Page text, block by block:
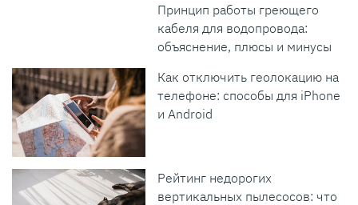
Принцип работы греющего
кабеля для водопровода:
объяснение, плюсы и минусы
Как отключить геолокацию на
телефоне: способы для iPhone
и Android
Рейтинг недорогих
вертикальных пылесосов: что